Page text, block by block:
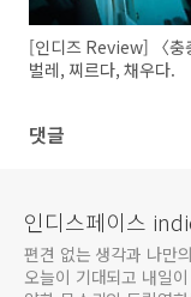
[인디즈 Review] 〈충
벌레, 찌르다, 채우다.
댓글
인디스페이스
편견 없는 생각과 나만
오늘이 기대되고 내일